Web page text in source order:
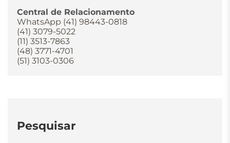
Central de Relacionamento
WhatsApp (41) 98443-0818
(41) 3079-5022
(11) 3513-7863
(48) 3771-4701
(51) 3103-0306
Pesquisar